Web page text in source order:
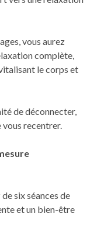
vous aurez
complète,
le corps et
de déconnecter,
recentrer.
six séances de
et un bien-être